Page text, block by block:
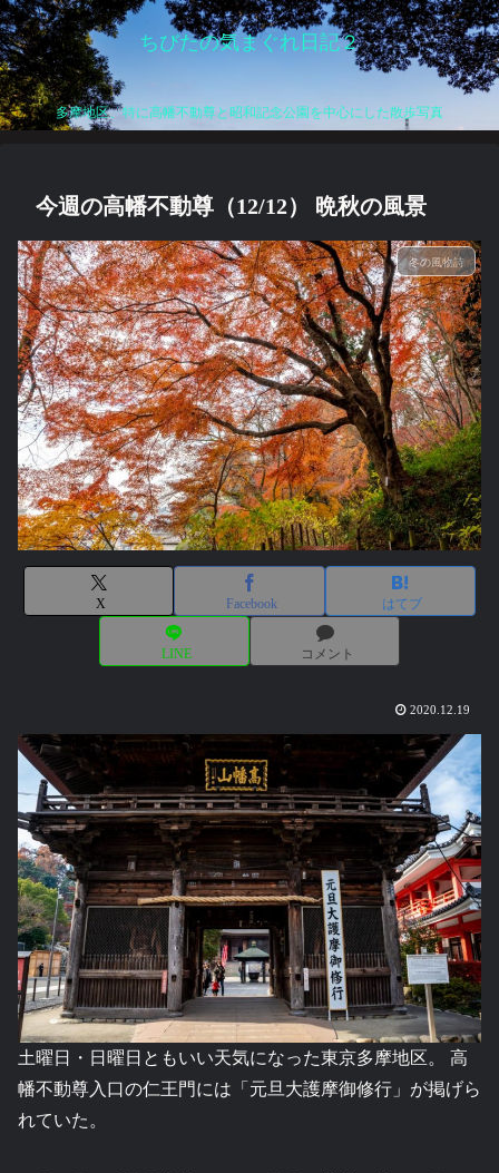
ちびたの気まぐれ日記２
多摩地区、特に高幡不動尊と昭和記念公園を中心にした散歩写真
今週の高幡不動尊（12/12） 晩秋の風景
冬の風物詩
X Facebook はてブ
LINE コメント
2020.12.19
土曜日・日曜日ともいい天気になった東京多摩地区。 高
幡不動尊入口の仁王門には「元旦大護摩御修行」が掲げら
れていた。